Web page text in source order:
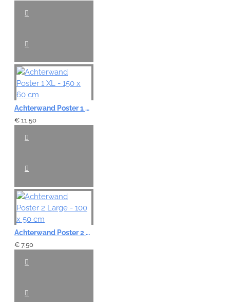
Achterwand Poster 1 XL - 150 x 60 cm
€ 11,50
Achterwand Poster 2 Large - 100 x 50 cm
€ 7,50